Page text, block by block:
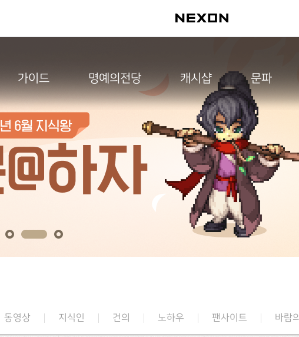
가이드 명예의전당 캐시샵 문파
동영상 지식인 건의 노하우 팬사이트 바람